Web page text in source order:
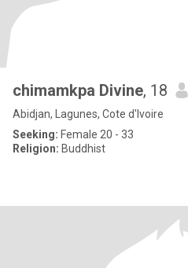
chimamkpa Divine, 18
Abidjan, Lagunes, Cote d'Ivoire
Seeking: Female 20 - 33
Religion: Buddhist